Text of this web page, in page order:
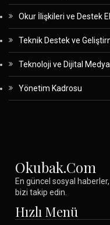
Okur İlişkileri ve Destek
Teknik Destek ve
Teknoloji ve Dijital
Yönetim Kadrosu
Okubak.com
En güncel sosyal
bizi takip edin.
Hızlı Menü